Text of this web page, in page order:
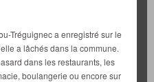
Tréguignec a enregistré sur le
a lâchés dans la commune.
dans les restaurants, les
boulangerie ou encore sur